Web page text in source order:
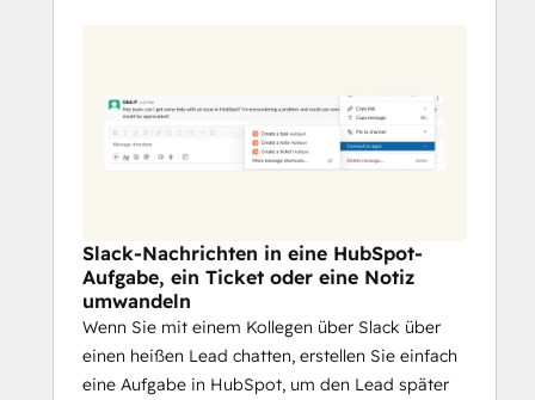
Tickets, die an einen Slack-Kanal
gesendet werden.
Optimieren Sie die Kommunikation,
Unternehmen verknüpfen, um mit
Ihrem Team zusammenzuarbeiten
und alle auf dem Laufenden zu halten.
Slack-Nachrichten in eine HubSpot-
Aufgabe, ein Ticket oder eine Notiz
umwandeln
Wenn Sie mit einem Kollegen über Slack über
einen heißen Lead chatten, erstellen Sie einfach
eine Aufgabe in HubSpot, um den Lead später